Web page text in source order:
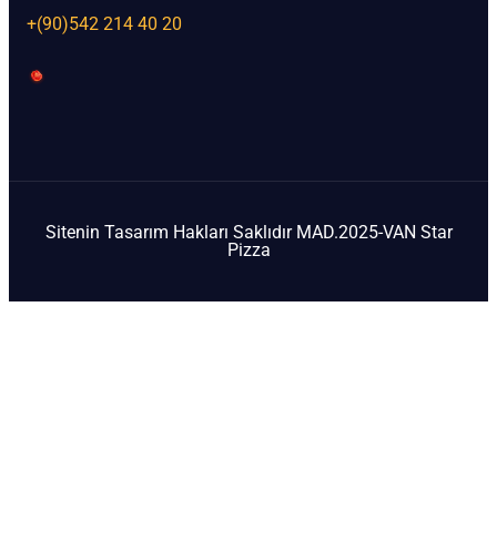
+(90)542 214 40 20
Sitenin Tasarım Hakları Saklıdır MAD.2025-VAN Star
Pizza